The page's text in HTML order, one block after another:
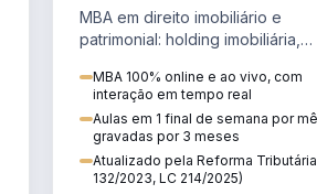
MBA em direito imobiliário e
patrimonial: holding imobiliária,
contratos e impactos da Reforma
Tributária.
MBA 100% online e ao vivo, com
interação em tempo real
Aulas em 1 final de semana por
gravadas por 3 meses
Atualizado pela Reforma Tributária
132/2023, LC 214/2025)